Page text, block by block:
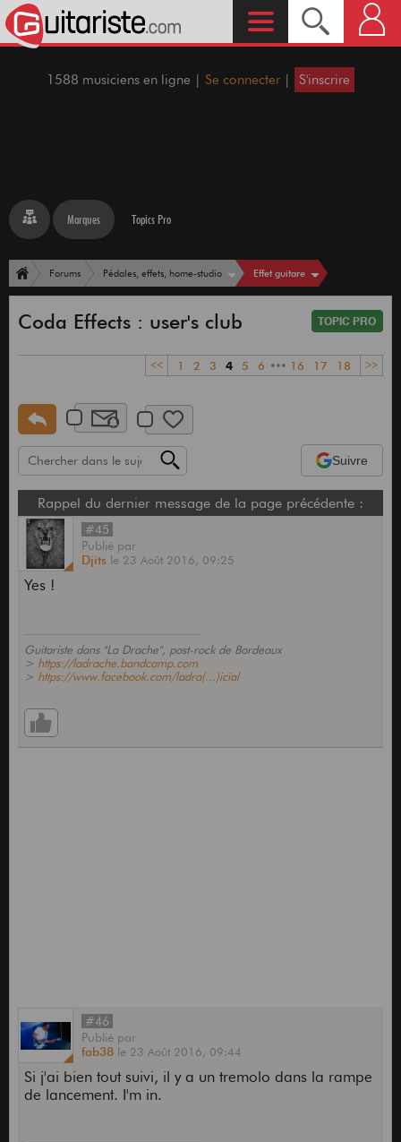
1588 musiciens en ligne | Se connecter | S'inscrire
Marques Topics Pro
Forums Pédales, effets, home-studio Effet guitare
Coda Effects : user's club
<< 1 2 3 4 5 6 ••• 16 17 18 >>
Suivre
Rappel du dernier message de la page précédente :
#45
Publié par
Djits le 23 Août 2016, 09:25
Yes !
Guitariste dans "La Drache", post-rock de Bordeaux
> https://ladrache.bandcamp.com
> https://www.facebook.com/ladra(...)icial
#46
Publié par
fab38 le 23 Août 2016, 09:44
Si j'ai bien tout suivi, il y a un tremolo dans la rampe
de lancement. I'm in.